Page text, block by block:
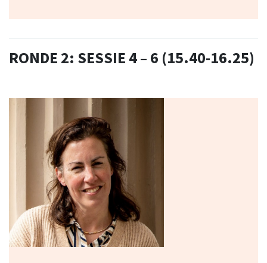
RONDE 2: SESSIE 4 – 6 (15.40-16.25)